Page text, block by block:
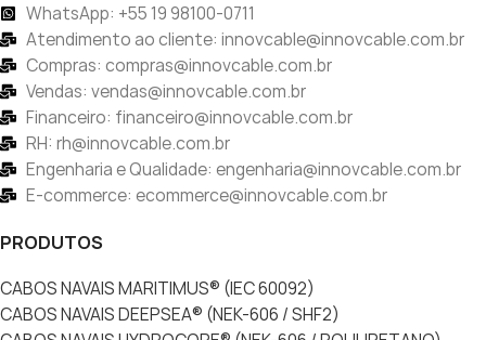
WhatsApp: +55 19 98100-0711
Atendimento ao cliente: innovcable@innovcable.com.br
Compras: compras@innovcable.com.br
Vendas: vendas@innovcable.com.br
Financeiro: financeiro@innovcable.com.br
RH: rh@innovcable.com.br
Engenharia e Qualidade: engenharia@innovcable.com.br
E-commerce: ecommerce@innovcable.com.br
PRODUTOS
CABOS NAVAIS MARITIMUS® (IEC 60092)
CABOS NAVAIS DEEPSEA® (NEK-606 / SHF2)